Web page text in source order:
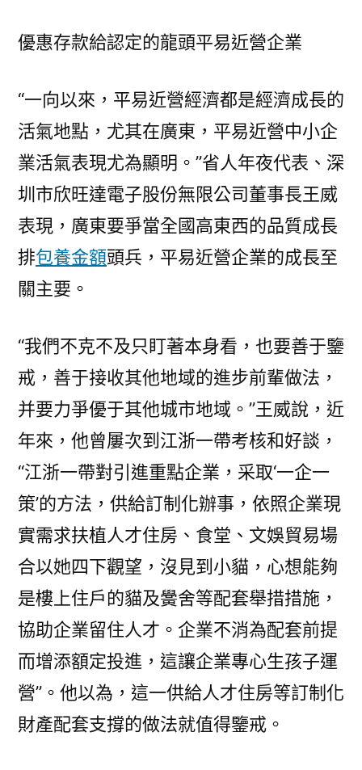
優惠存款給認定的龍頭平易近營企業
“一向以來，平易近營經濟都是經濟成長的
活氣地點，尤其在廣東，平易近營中小企
業活氣表現尤為顯明。”省人年夜代表、深
圳市欣旺達電子股份無限公司董事長王威
表現，廣東要爭當全國高東西的品質成長
排包養金額頭兵，平易近營企業的成長至
關主要。
“我們不克不及只盯著本身看，也要善于鑒
戒，善于接收其他地域的進步前輩做法，
并要力爭優于其他城市地域。”王威說，近
年來，他曾屢次到江浙一帶考核和好談，
“江浙一帶對引進重點企業，采取‘一企一
策’的方法，供給訂制化辦事，依照企業現
實需求扶植人才住房、食堂、文娛貿易場
合以她四下觀望，沒見到小貓，心想能夠
是樓上住戶的貓及黌舍等配套舉措措施，
協助企業留住人才。企業不消為配套前提
而增添額定投進，這讓企業專心生孩子運
營”。他以為，這一供給人才住房等訂制化
財產配套支撐的做法就值得鑒戒。